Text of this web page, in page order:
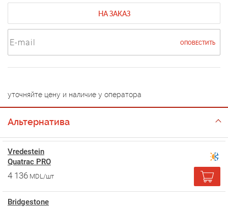
НА ЗАКАЗ
ОПОВЕСТИТЬ
уточняйте цену и наличие у оператора
Альтернатива
Vredestein
Quatrac PRO
4 136 MDL/шт
Bridgestone